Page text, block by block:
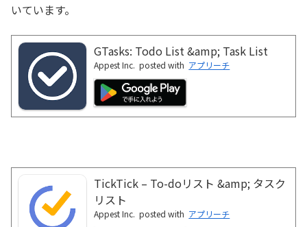
いています。
GTasks: Todo List &amp; Task List
Appest Inc. posted with アプリーチ
TickTick – To-doリスト &amp; タスク
リスト
Appest Inc. posted with アプリーチ